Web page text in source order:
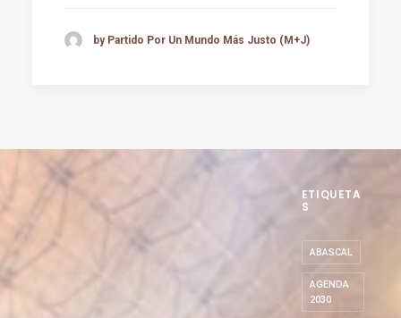
by Partido Por Un Mundo Más Justo (M+J)
ETIQUETA
S
ABASCAL
AGENDA
2030